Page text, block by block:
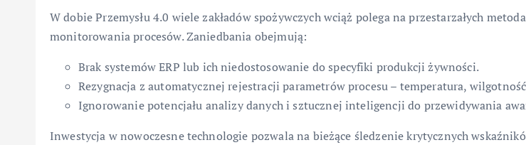
W dobie Przemysłu 4.0 wiele zakładów spożywczych wciąż polega na przestarzałych
monitorowania procesów. Zaniedbania obejmują:
Brak systemów ERP lub ich niedostosowanie do specyfiki produkcji żywności.
Rezygnacja z automatycznej rejestracji parametrów procesu – temperatura,
Ignorowanie potencjału analizy danych i sztucznej inteligencji do przewidywania
Inwestycja w nowoczesne technologie pozwala na bieżące śledzenie krytycznych